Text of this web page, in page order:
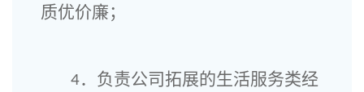
质优价廉；
4．负责公司拓展的生活服务类经